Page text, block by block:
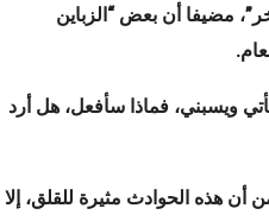
مضيفا أن بعض “الزباين
.
ويسبني، فماذا سأفعل، هل أرد
أن هذه الحوادث مثيرة للقلق، إلا